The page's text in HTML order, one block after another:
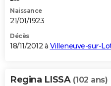
Naissance
21/01/1923
Décès
18/11/2012 à Villeneuve-sur-
Regina LISSA (102 ans)